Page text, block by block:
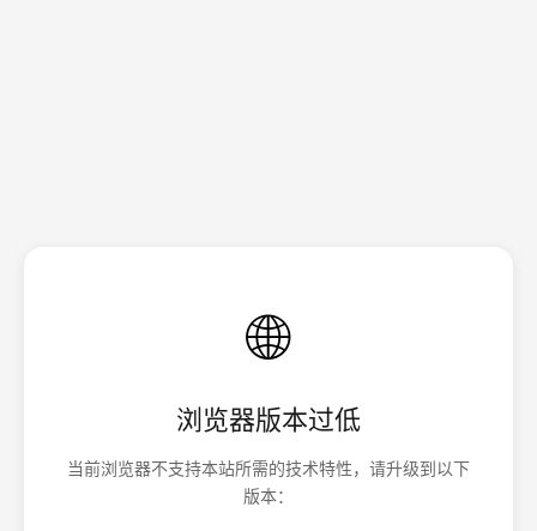
🌐
浏览器版本过低
当前浏览器不支持本站所需的技术特性，请升级到以下
版本：